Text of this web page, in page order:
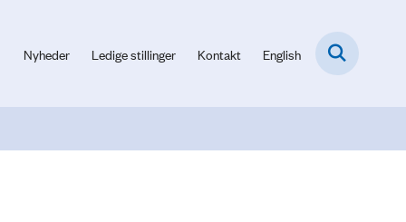
Nyheder Ledige stillinger Kontakt English